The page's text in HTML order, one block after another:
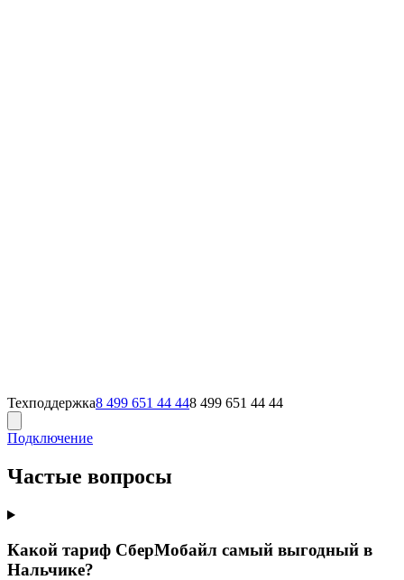
Техподдержка8 499 651 44 448 499 651 44 44
Подключение
Частые вопросы
Какой тариф СберМобайл самый выгодный в
Нальчике?